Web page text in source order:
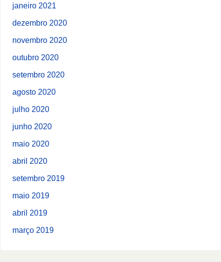
janeiro 2021
dezembro 2020
novembro 2020
outubro 2020
setembro 2020
agosto 2020
julho 2020
junho 2020
maio 2020
abril 2020
setembro 2019
maio 2019
abril 2019
março 2019